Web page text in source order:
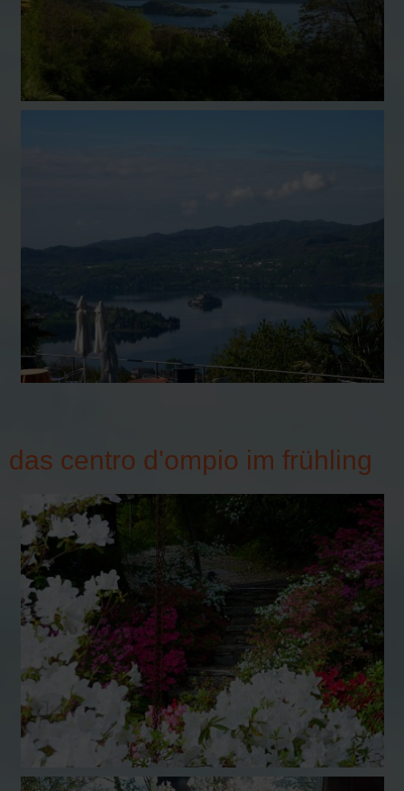
das centro d'ompio im frühling